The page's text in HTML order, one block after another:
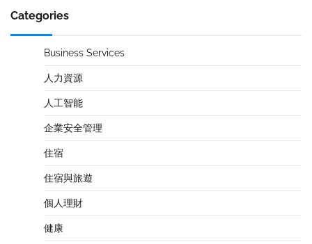
Categories
Business Services
人力資源
人工智能
企業安全管理
住宿
住宿與旅遊
個人理財
健康